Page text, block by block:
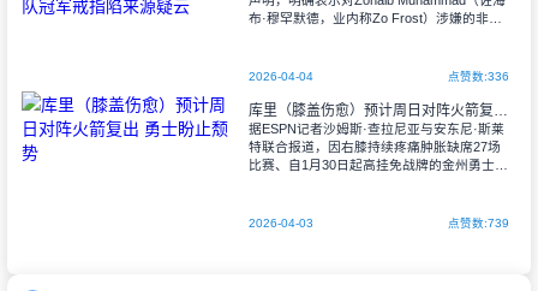
布·穆罕默德，业内称Zo Frost）涉嫌的非法
2026-04-04 点赞数:336
库里（膝盖伤愈）预计周日对阵火箭复出 勇士盼止颓势
据ESPN记者沙姆斯·查拉尼亚与安东尼·斯莱
特联合报道，因右膝持续疼痛肿胀缺席27场
比赛、自1月30日起高挂免战牌的金州勇士队
2026-04-03 点赞数:739